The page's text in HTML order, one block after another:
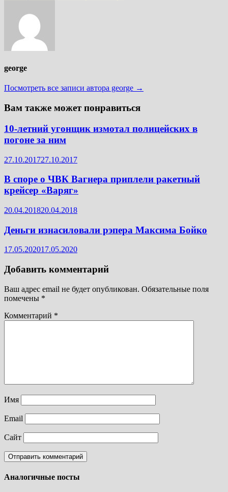
george
Посмотреть все записи автора george →
Вам также может понравиться
10-летний угонщик измотал полицейских в
погоне за ним
27.10.201727.10.2017
В споре о ЧВК Вагнера приплели ракетный
крейсер «Варяг»
20.04.201820.04.2018
Деньги изнасиловали рэпера Максима Бойко
17.05.202017.05.2020
Добавить комментарий
Ваш адрес email не будет опубликован. Обязательные поля
помечены *
Комментарий *
Имя
Email
Сайт
Аналогичные посты